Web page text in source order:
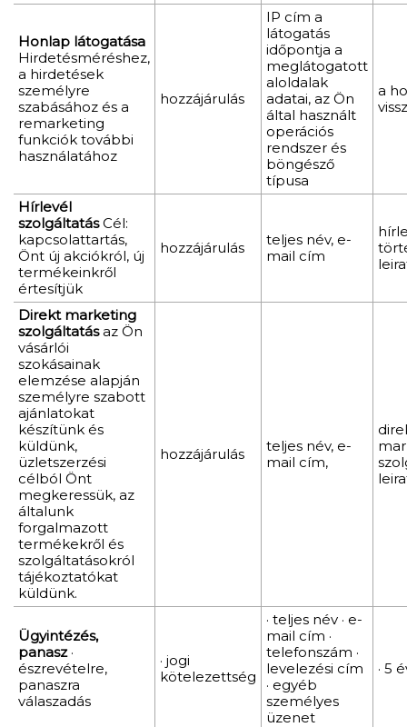
Honlap látogatása
Hirdetésméréshez,
a hirdetések
személyre
szabásához és a
remarketing
funkciók további
használatához
hozzájárulás
IP cím a
látogatás
időpontja a
meglátogatott
aloldalak
adatai, az Ön
által használt
operációs
rendszer és
böngésző
típusa
a
Hírlevél
szolgáltatásCél:
kapcsolattartás,
Önt új akciókról, új
termékeinkről
értesítjük
hozzájárulás
teljes név, e-
mail cím
Direkt marketing
szolgáltatásaz Ön
vásárlói
szokásainak
elemzése alapján
személyre szabott
ajánlatokat
készítünk és
küldünk,
üzletszerzési
célból Önt
megkeressük, az
általunk
forgalmazott
termékekről és
szolgáltatásokról
tájékoztatókat
küldünk.
hozzájárulás
teljes név, e-
mail cím,
Ügyintézés,
panasz·
észrevételre,
panaszra
válaszadás
· jogi
kötelezettség
· teljes név · e-
mail cím ·
telefonszám ·
levelezési cím
· egyéb
személyes
üzenet
· 5